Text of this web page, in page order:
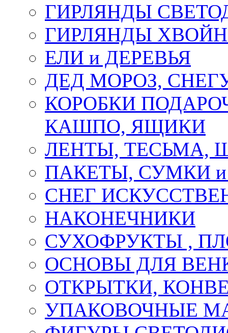
ГИРЛЯНДЫ
ГИРЛЯНДЫ
ЕЛИ и ДЕРЕВЬЯ
ДЕД МОРОЗ,
КОРОБКИ
КАШПО, ЯЩИКИ
ЛЕНТЫ, ТЕСЬМА,
ПАКЕТЫ, СУМКИ
СНЕГ
НАКОНЕЧНИКИ
СУХОФРУКТЫ ,
ОСНОВЫ ДЛЯ
ОТКРЫТКИ,
УПАКОВОЧНЫЕ